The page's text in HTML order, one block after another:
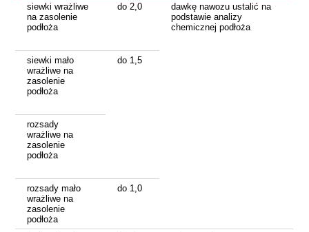
siewki wrażliwe
na zasolenie
podłoża
do 2,0
dawkę nawozu ustalić na
podstawie analizy
chemicznej podłoża
siewki mało
wrażliwe na
zasolenie
podłoża
do 1,5
rozsady
wrażliwe na
zasolenie
podłoża
rozsady mało
wrażliwe na
zasolenie
podłoża
do 1,0